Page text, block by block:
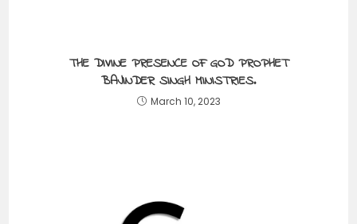
THE DIVINE PRESENCE OF GOD PROPHET
BAJINDER SINGH MINISTRIES.
March 10, 2023